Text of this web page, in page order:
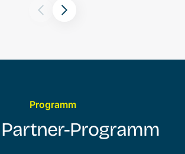
Programm
Programm